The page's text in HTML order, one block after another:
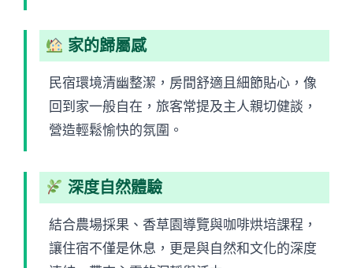
家的歸屬感
民宿環境清幽整潔，房間舒適且細節貼心，像
回到家一般自在，旅客常提及主人親切健談，
營造輕鬆愉快的氛圍。
深度自然體驗
結合農場採果、香草園導覽與咖啡烘培課程，
讓住宿不僅是休息，更是與自然和文化的深度